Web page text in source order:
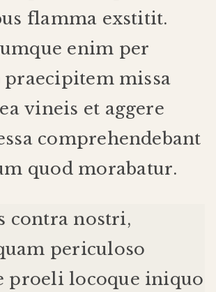
flamma exstitit.
enim per
praecipitem missa
ea vineis et aggere
comprehendebant
quod morabatur.
contra nostri,
periculoso
proeli locoque iniquo